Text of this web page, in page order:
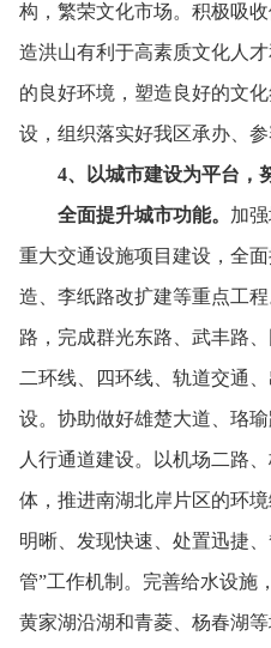
构， 繁荣文化市场。 积极吸收
造洪山有利于高素质文化人才
的良好环境， 塑造良好的文化
设， 组织落实好我区承办、
4、 以城市建设为平台，
全面提升城市功能。 加
重大交通设施项目建设， 全面
造、 李纸路改扩建等重点工程
路， 完成群光东路、 武丰路、
二环线、
四环线、 轨道交通、
设。 协助做好雄楚大道、 珞瑜
人行通道建设。
以机场二路、
体， 推进南湖北岸片区的环境
明晰、 发现快速、 处置迅捷、
管”工作机制。 完善给水设施，
黄家湖沿湖和青菱、 杨春湖等